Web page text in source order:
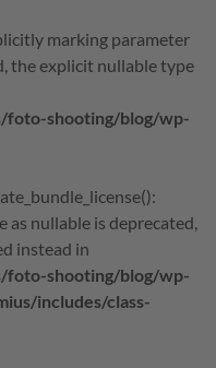
marking parameter
the explicit nullable type
foto-shooting/blog/wp-
as nullable is deprecated,
instead in
foto-shooting/blog/wp-
includes/class-